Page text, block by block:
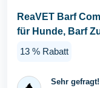
ReaVET Barf
für Hunde, Barf
13 % Rabatt
Sehr gefragt!